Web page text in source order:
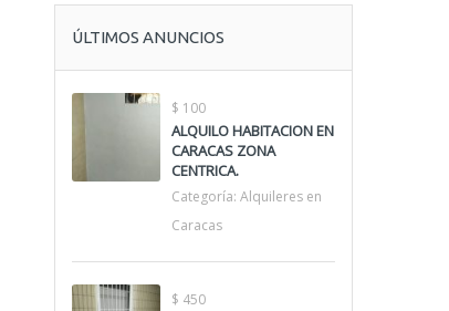
ÚLTIMOS ANUNCIOS
$ 100
ALQUILO HABITACION EN
CARACAS ZONA
CENTRICA.
Categoría: Alquileres en
Caracas
$ 450